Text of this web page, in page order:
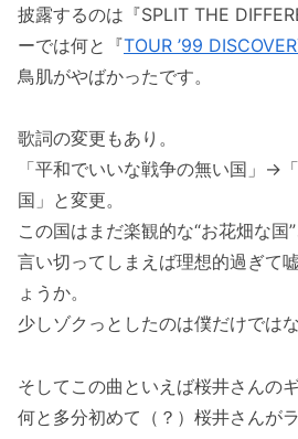
披露するのは『SPLIT THE
ーでは何と『TOUR ’99
鳥肌がやばかったです。
歌詞の変更もあり。
「平和でいいな戦争の無い国」→
国」と変更。
この国はまだ楽観的な“お花畑な国
言い切ってしまえば理想的過ぎて
ょうか。
少しゾクっとしたのは僕だけではな
そしてこの曲といえば桜井さんの
何と多分初めて（？）桜井さんが